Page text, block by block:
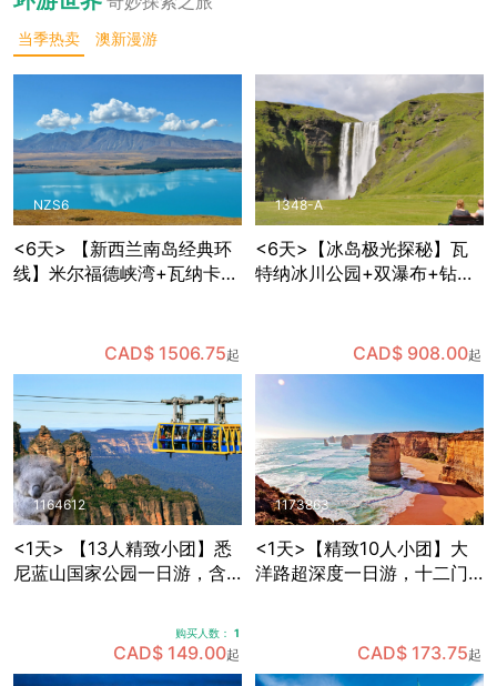
当季热卖 澳新漫游
NZS6
<6天> 【新西兰南岛经典环
线】米尔福德峡湾+瓦纳卡
餐食和部分景点门票，免费
接送机
CAD$ 1506.75起
1348-A
<6天>【冰岛极光探秘】瓦
特纳冰川公园+双瀑布+钻石
之一的蓝湖温泉，可自费体
验蓝冰洞探险，夜晚追寻极
CAD$ 908.00起
1164612
<1天> 【13人精致小团】悉
尼蓝山国家公园一日游，含
购买人数： 1
CAD$ 149.00起
1173863
<1天>【精致10人小团】大
洋路超深度一日游，十二门
CAD$ 173.75起